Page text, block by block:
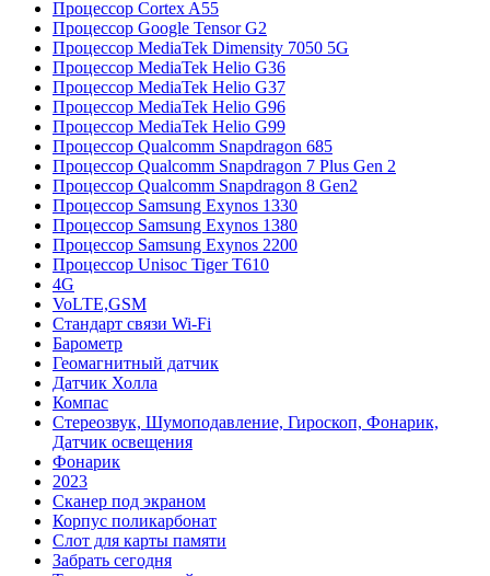
Процессор Cortex A55
Процессор Google Tensor G2
Процессор MediaTek Dimensity 7050 5G
Процессор MediaTek Helio G36
Процессор MediaTek Helio G37
Процессор MediaTek Helio G96
Процессор MediaTek Helio G99
Процессор Qualcomm Snapdragon 685
Процессор Qualcomm Snapdragon 7 Plus Gen 2
Процессор Qualcomm Snapdragon 8 Gen2
Процессор Samsung Exynos 1330
Процессор Samsung Exynos 1380
Процессор Samsung Exynos 2200
Процессор Unisoc Tiger T610
4G
VoLTE,GSM
Cтандарт связи Wi-Fi
Барометр
Геомагнитный датчик
Датчик Холла
Компас
Стереозвук, Шумоподавление, Гироскоп, Фонарик,
Датчик освещения
Фонарик
2023
Сканер под экраном
Корпус поликарбонат
Слот для карты памяти
Забрать сегодня